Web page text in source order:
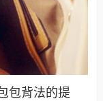
包背法的提